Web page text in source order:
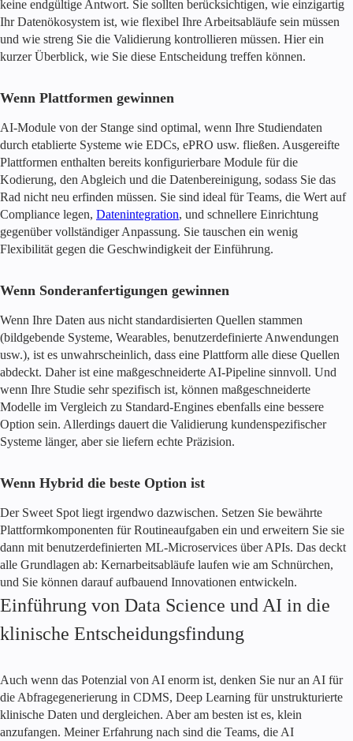
keine endgültige Antwort. Sie sollten berücksichtigen, wie einzigartig
Ihr Datenökosystem ist, wie flexibel Ihre Arbeitsabläufe sein müssen
und wie streng Sie die Validierung kontrollieren müssen. Hier ein
kurzer Überblick, wie Sie diese Entscheidung treffen können.
Wenn Plattformen gewinnen
AI-Module von der Stange sind optimal, wenn Ihre Studiendaten
durch etablierte Systeme wie EDCs, ePRO usw. fließen. Ausgereifte
Plattformen enthalten bereits konfigurierbare Module für die
Kodierung, den Abgleich und die Datenbereinigung, sodass Sie das
Rad nicht neu erfinden müssen. Sie sind ideal für Teams, die Wert auf
Compliance legen, Datenintegration, und schnellere Einrichtung
gegenüber vollständiger Anpassung. Sie tauschen ein wenig
Flexibilität gegen die Geschwindigkeit der Einführung.
Wenn Sonderanfertigungen gewinnen
Wenn Ihre Daten aus nicht standardisierten Quellen stammen
(bildgebende Systeme, Wearables, benutzerdefinierte Anwendungen
usw.), ist es unwahrscheinlich, dass eine Plattform alle diese Quellen
abdeckt. Daher ist eine maßgeschneiderte AI-Pipeline sinnvoll. Und
wenn Ihre Studie sehr spezifisch ist, können maßgeschneiderte
Modelle im Vergleich zu Standard-Engines ebenfalls eine bessere
Option sein. Allerdings dauert die Validierung kundenspezifischer
Systeme länger, aber sie liefern echte Präzision.
Wenn Hybrid die beste Option ist
Der Sweet Spot liegt irgendwo dazwischen. Setzen Sie bewährte
Plattformkomponenten für Routineaufgaben ein und erweitern Sie sie
dann mit benutzerdefinierten ML-Microservices über APIs. Das deckt
alle Grundlagen ab: Kernarbeitsabläufe laufen wie am Schnürchen,
und Sie können darauf aufbauend Innovationen entwickeln.
Einführung von Data Science und AI in die
klinische Entscheidungsfindung
Auch wenn das Potenzial von AI enorm ist, denken Sie nur an AI für
die Abfragegenerierung in CDMS, Deep Learning für unstrukturierte
klinische Daten und dergleichen. Aber am besten ist es, klein
anzufangen. Meiner Erfahrung nach sind die Teams, die AI